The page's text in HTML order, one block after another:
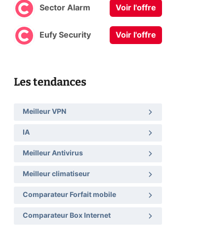
Sector Alarm Voir l'offre
Eufy Security Voir l'offre
Les tendances
Meilleur VPN
IA
Meilleur Antivirus
Meilleur climatiseur
Comparateur Forfait mobile
Comparateur Box Internet